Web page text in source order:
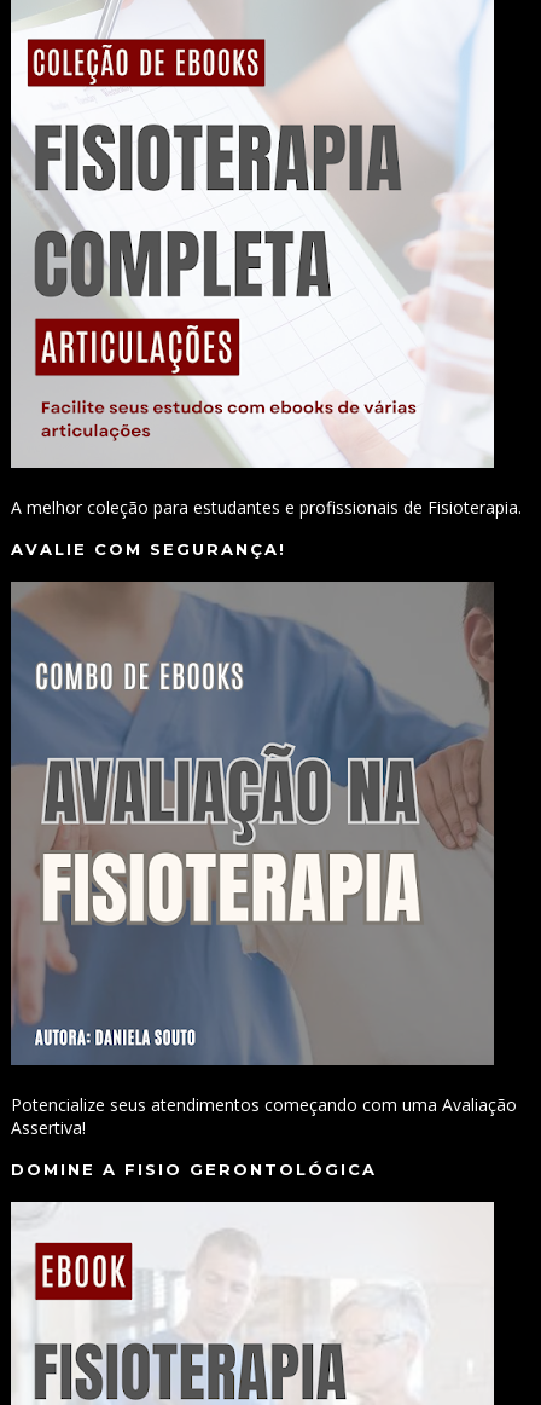
A melhor coleção para estudantes e profissionais de Fisioterapia.
AVALIE COM SEGURANÇA!
Potencialize seus atendimentos começando com uma Avaliação
Assertiva!
DOMINE A FISIO GERONTOLÓGICA